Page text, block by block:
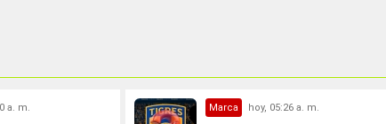
a. m. Marca hoy, 05:26 a. m.